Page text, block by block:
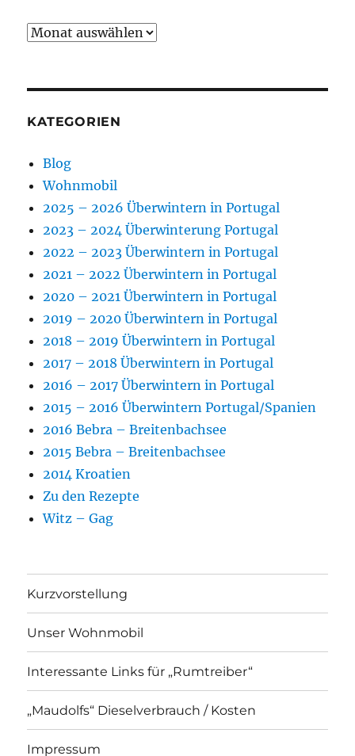
Archiv
KATEGORIEN
Blog
Wohnmobil
2025 – 2026 Überwintern in Portugal
2023 – 2024 Überwinterung Portugal
2022 – 2023 Überwintern in Portugal
2021 – 2022 Überwintern in Portugal
2020 – 2021 Überwintern in Portugal
2019 – 2020 Überwintern in Portugal
2018 – 2019 Überwintern in Portugal
2017 – 2018 Überwintern in Portugal
2016 – 2017 Überwintern in Portugal
2015 – 2016 Überwintern Portugal/Spanien
2016 Bebra – Breitenbachsee
2015 Bebra – Breitenbachsee
2014 Kroatien
Zu den Rezepte
Witz – Gag
Kurzvorstellung
Unser Wohnmobil
Interessante Links für „Rumtreiber“
„Maudolfs“ Dieselverbrauch / Kosten
Impressum